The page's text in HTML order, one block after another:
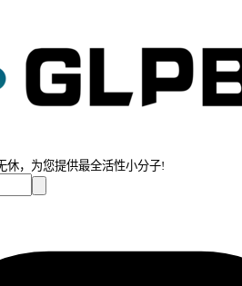
休，为您提供最全活性小分子!